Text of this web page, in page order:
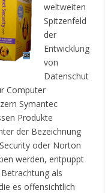
weltweiten
Spitzenfeld
der
Entwicklung
von
Datenschut
Computer
Symantec
Produkte
der Bezeichnung
oder Norton
werden, entpuppt
als
es offensichtlich